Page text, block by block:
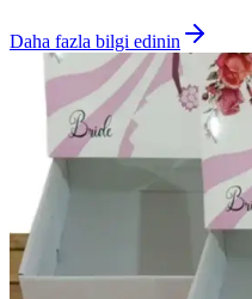
Daha fazla bilgi edinin